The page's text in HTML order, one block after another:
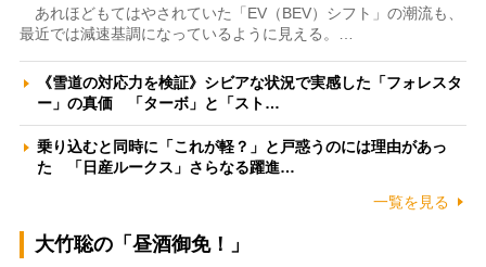
あれほどもてはやされていた「EV（BEV）シフト」の潮流も、
最近では減速基調になっているように見える。…
《雪道の対応力を検証》シビアな状況で実感した「フォレスタ
ー」の真価 「ターボ」と「スト…
乗り込むと同時に「これが軽？」と戸惑うのには理由があっ
た 「日産ルークス」さらなる躍進…
一覧を見る
大竹聡の「昼酒御免！」